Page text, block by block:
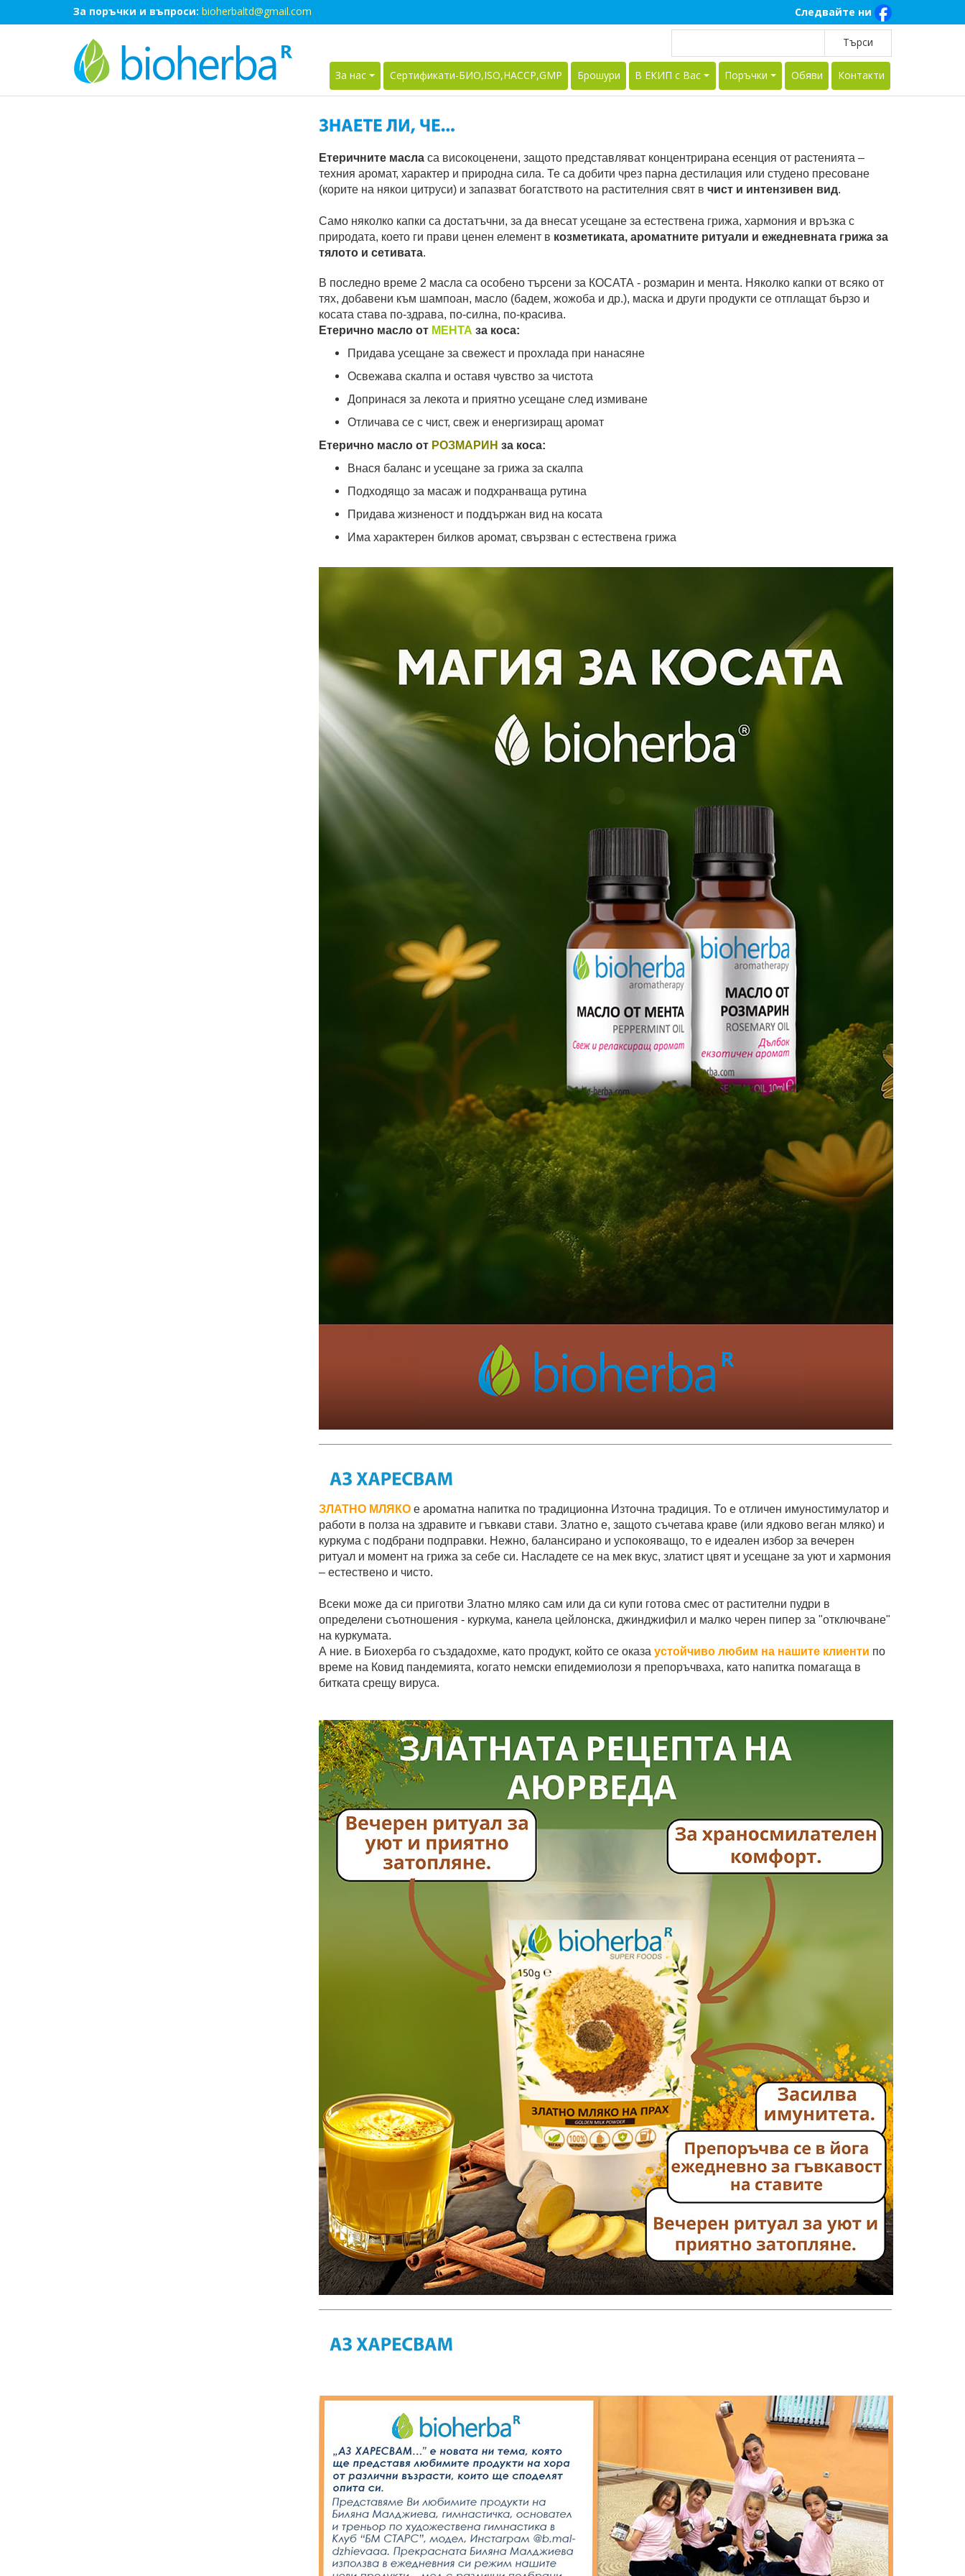
За поръчки и въпроси: bioherbaltd@gmail.com Следвайте ни
За нас Сертификати-БИО,ISO,HACCP,GMP Брошури В ЕКИП с Вас Поръчки Обяви Контакти
Етеричните масла са високоценени, защото представляват концентрирана есенция от растенията –
техния аромат, характер и природна сила. Те са добити чрез парна дестилация или студено пресоване
(корите на някои цитруси) и запазват богатството на растителния свят в чист и интензивен вид.
Само няколко капки са достатъчни, за да внесат усещане за естествена грижа, хармония и връзка с
природата, което ги прави ценен елемент в козметиката, ароматните ритуали и ежедневната грижа за
тялото и сетивата.
В последно време 2 масла са особено търсени за КОСАТА - розмарин и мента. Няколко капки от всяко от
тях, добавени към шампоан, масло (бадем, жожоба и др.), маска и други продукти се отплащат бързо и
косата става по-здрава, по-силна, по-красива.
Етерично масло от МЕНТА за коса:
Придава усещане за свежест и прохлада при нанасяне
Освежава скалпа и оставя чувство за чистота
Допринася за лекота и приятно усещане след измиване
Отличава се с чист, свеж и енергизиращ аромат
Етерично масло от РОЗМАРИН за коса:
Внася баланс и усещане за грижа за скалпа
Подходящо за масаж и подхранваща рутина
Придава жизненост и поддържан вид на косата
Има характерен билков аромат, свързван с естествена грижа
ЗЛАТНО МЛЯКО е ароматна напитка по традиционна Източна традиция. То е отличен имуностимулатор и
работи в полза на здравите и гъвкави стави. Златно е, защото съчетава краве (или ядково веган мляко) и
куркума с подбрани подправки. Нежно, балансирано и успокояващо, то е идеален избор за вечерен
ритуал и момент на грижа за себе си. Насладете се на мек вкус, златист цвят и усещане за уют и хармония
– естествено и чисто.
Всеки може да си приготви Златно мляко сам или да си купи готова смес от растителни пудри в
определени съотношения - куркума, канела цейлонска, джинджифил и малко черен пипер за "отключване"
на куркумата.
А ние. в Биохерба го създадохме, като продукт, който се оказа устойчиво любим на нашите клиенти по
време на Ковид пандемията, когато немски епидемиолози я препоръчваха, като напитка помагаща в
битката срещу вируса.